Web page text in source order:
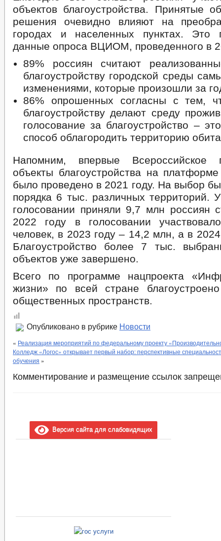
объектов благоустройства. Принятые
решения очевидно влияют на
городах и населенных пунктах. Это
данные опроса ВЦИОМ, проведенного в
89% россиян считают
благоустройству городской среды
изменениями, которые произошли за
86% опрошенных согласны с тем,
благоустройству делают среду
голосование за благоустройство –
способ облагородить территорию
Напомним, впервые Всероссийское
объекты благоустройства на
было проведено в 2021 году. На выбор
порядка 6 тыс. различных территорий.
голосовании приняли 9,7 млн россиян
2022 году в голосовании
человек, в 2023 году – 14,2 млн, а в
Благоустройство более 7 тыс.
объектов уже завершено.
Всего по программе нацпроекта
жизни» по всей стране
общественных пространств.
Опубликовано в рубрике Новости
« Реализация мероприятий по федеральному проекту
Колледж «Логос» открывает первый набор: перспективные
обучения »
Комментирование и размещение ссылок
Версия сайта для слабовидящих